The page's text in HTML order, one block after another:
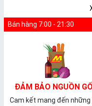
Bán hàng 7:00 - 21:30
ĐẢM BẢO NGUỒN
Cam kết mang đến những